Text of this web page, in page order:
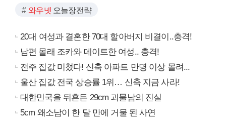
와우넷 오늘장전략
20대 여성과 결혼한 70대 할아버지 비결이..충격!
남편 몰래 조카와 데이트한 여성.. 충격!
전주 집값 미쳤다! 신축 아파트 만명 이상 몰려...
울산 집값 전국 상승률 1위… 신축 지금 사라!
대한민국을 뒤흔든 29cm 괴물남의 진실
5cm 왜소남이 한 달 만에 거물 된 사연